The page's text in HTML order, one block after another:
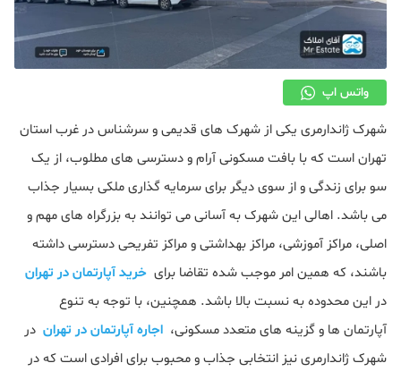
همایش و نمایشگاه
واتس اپ
شهرک ژاندارمری یکی از شهرک های قدیمی و سرشناس در غرب استان
تهران است که با بافت مسکونی آرام و دسترسی‌ های مطلوب، از یک
سو برای زندگی و از سوی دیگر برای سرمایه‌ گذاری ملکی بسیار جذاب
می باشد. اهالی این شهرک به آسانی می‌ توانند به بزرگراه‌ های مهم و
اصلی، مراکز آموزشی، مراکز بهداشتی و مراکز تفریحی دسترسی داشته
باشند، که همین امر موجب شده تقاضا برای خرید آپارتمان در تهران
در این محدوده به نسبت بالا باشد. همچنین، با توجه به تنوع
آپارتمان‌ ها و گزینه‌ های متعدد مسکونی، اجاره آپارتمان در تهران در
شهرک ژاندارمری نیز انتخابی جذاب و محبوب برای افرادی است که در